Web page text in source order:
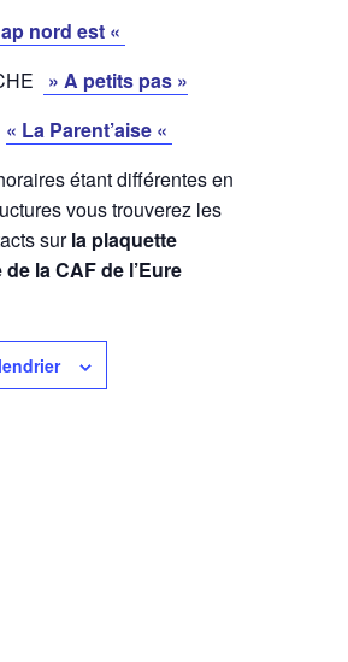
nord est «
» A petits pas »
« La Parent’aise «
étant différentes en
vous trouverez les
surla plaquette
la CAF de l’Eure